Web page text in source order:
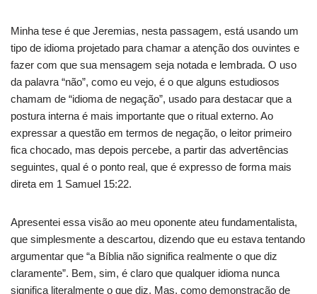
Minha tese é que Jeremias, nesta passagem, está usando um
tipo de idioma projetado para chamar a atenção dos ouvintes e
fazer com que sua mensagem seja notada e lembrada. O uso
da palavra “não”, como eu vejo, é o que alguns estudiosos
chamam de “idioma de negação”, usado para destacar que a
postura interna é mais importante que o ritual externo. Ao
expressar a questão em termos de negação, o leitor primeiro
fica chocado, mas depois percebe, a partir das advertências
seguintes, qual é o ponto real, que é expresso de forma mais
direta em 1 Samuel 15:22.
Apresentei essa visão ao meu oponente ateu fundamentalista,
que simplesmente a descartou, dizendo que eu estava tentando
argumentar que “a Bíblia não significa realmente o que diz
claramente”. Bem, sim, é claro que qualquer idioma nunca
significa literalmente o que diz. Mas, como demonstração de